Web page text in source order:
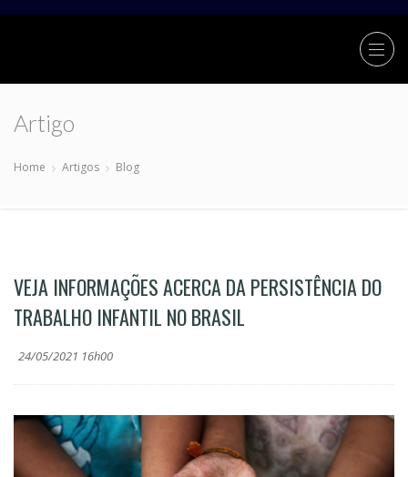
Artigo
Home Artigos Blog
VEJA INFORMAÇÕES ACERCA DA PERSISTÊNCIA DO
TRABALHO INFANTIL NO BRASIL
24/05/2021 16h00